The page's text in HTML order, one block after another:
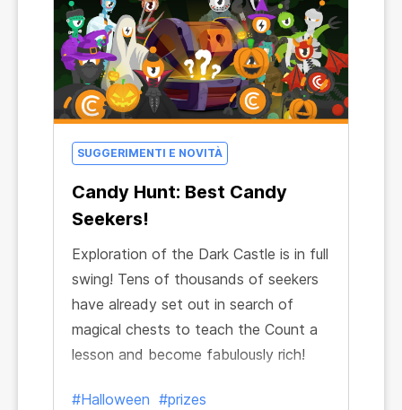
SUGGERIMENTI E NOVITÀ
Candy Hunt: Best Candy
Seekers!
Exploration of the Dark Castle is in full
swing! Tens of thousands of seekers
have already set out in search of
magical chests to teach the Count a
lesson and become fabulously rich!
#Halloween #prizes